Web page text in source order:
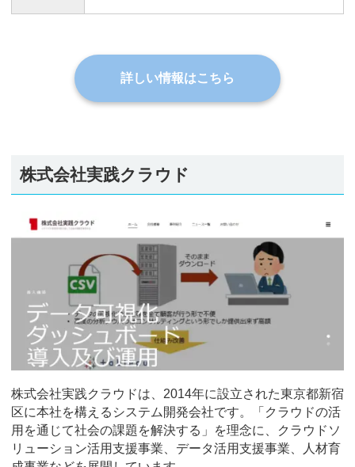
詳しい情報はこちら
株式会社実践クラウド
株式会社実践クラウドは、2014年に設立された東京都新宿
区に本社を構えるシステム開発会社です。「クラウドの活
用を通じて社会の課題を解決する」を理念に、クラウドソ
リューション活用支援事業、データ活用支援事業、人材育